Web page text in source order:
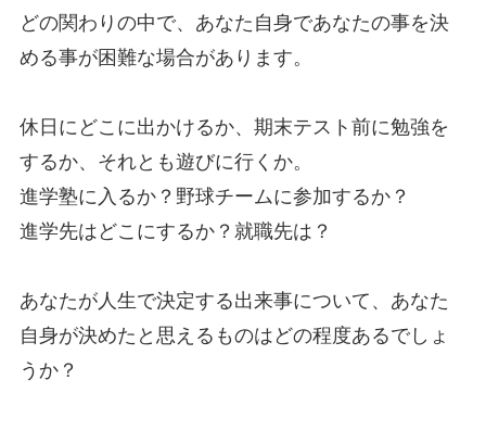
どの関わりの中で、あなた自身であなたの事を決
める事が困難な場合があります。
休日にどこに出かけるか、期末テスト前に勉強を
するか、それとも遊びに行くか。
進学塾に入るか？野球チームに参加するか？
進学先はどこにするか？就職先は？
あなたが人生で決定する出来事について、あなた
自身が決めたと思えるものはどの程度あるでしょ
うか？